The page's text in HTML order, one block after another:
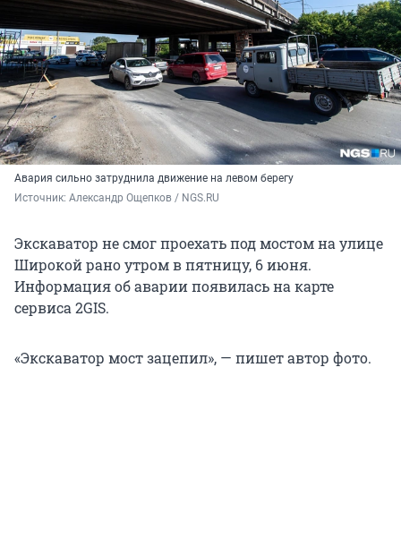
Авария сильно затруднила движение на левом берегу
Источник: Александр Ощепков / NGS.RU
Экскаватор не смог проехать под мостом на улице
Широкой рано утром в пятницу, 6 июня.
Информация об аварии появилась на карте
сервиса 2GIS.
«Экскаватор мост зацепил», — пишет автор фото.